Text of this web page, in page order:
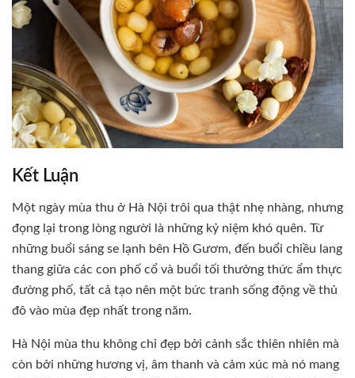
Kết Luận
Một ngày mùa thu ở Hà Nội trôi qua thật nhẹ nhàng, nhưng
đọng lại trong lòng người là những kỷ niệm khó quên. Từ
những buổi sáng se lạnh bên Hồ Gươm, đến buổi chiều lang
thang giữa các con phố cổ và buổi tối thưởng thức ẩm thực
đường phố, tất cả tạo nên một bức tranh sống động về thủ
đô vào mùa đẹp nhất trong năm.
Hà Nội mùa thu không chỉ đẹp bởi cảnh sắc thiên nhiên mà
còn bởi những hương vị, âm thanh và cảm xúc mà nó mang